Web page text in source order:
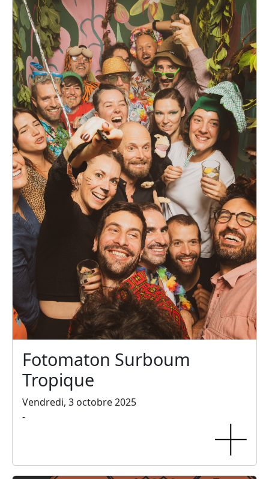
Fotomaton Surboum
Tropique
Vendredi, 3 octobre 2025
-